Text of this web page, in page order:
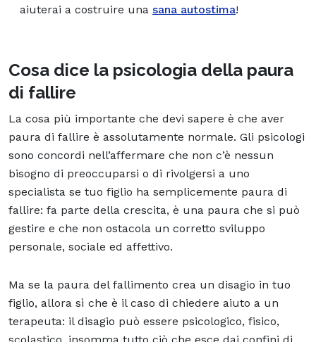
aiuterai a costruire una sana autostima!
Cosa dice la psicologia della paura
di fallire
La cosa più importante che devi sapere è che aver
paura di fallire è assolutamente normale. Gli psicologi
sono concordi nell’affermare che non c’è nessun
bisogno di preoccuparsi o di rivolgersi a uno
specialista se tuo figlio ha semplicemente paura di
fallire: fa parte della crescita, è una paura che si può
gestire e che non ostacola un corretto sviluppo
personale, sociale ed affettivo.
Ma se la paura del fallimento crea un disagio in tuo
figlio, allora sì che è il caso di chiedere aiuto a un
terapeuta: il disagio può essere psicologico, fisico,